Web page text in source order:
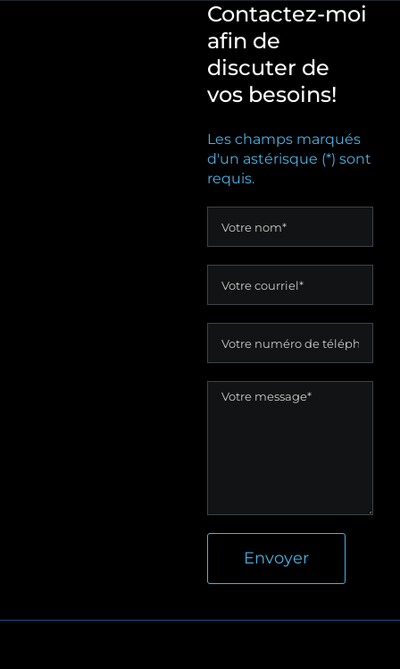
Contactez-moi
afin de
discuter de
vos besoins!
Les champs marqués
d'un astérisque (*) sont
requis.